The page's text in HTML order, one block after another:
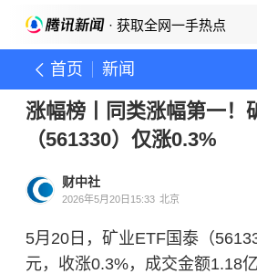
· 获取全网一手热点
首页 新闻
涨幅榜丨同类涨幅第一！
（561330）仅涨0.3%
财中社
2026年5月20日15:33 北京
5月20日，矿业ETF国泰（
元，收涨0.3%，成交金额1.18